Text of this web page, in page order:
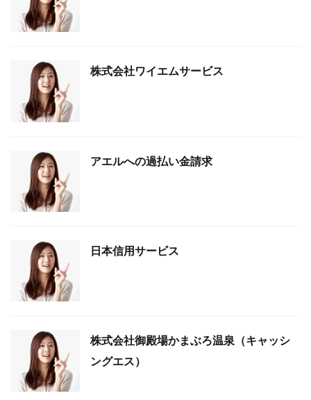
株式会社ワイエムサービス
アエルへの過払い金請求
日本信用サービス
株式会社御殿場かまぶろ温泉（キャッシ
ングエス）